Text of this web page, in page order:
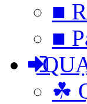
■
■
☘